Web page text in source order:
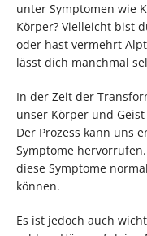
unter Symptomen wie
Körper? Vielleicht bist
oder hast vermehrt
lässt dich manchmal
In der Zeit der
unser Körper und
Der Prozess kann uns
Symptome
diese Symptome
können.
Es ist jedoch auch